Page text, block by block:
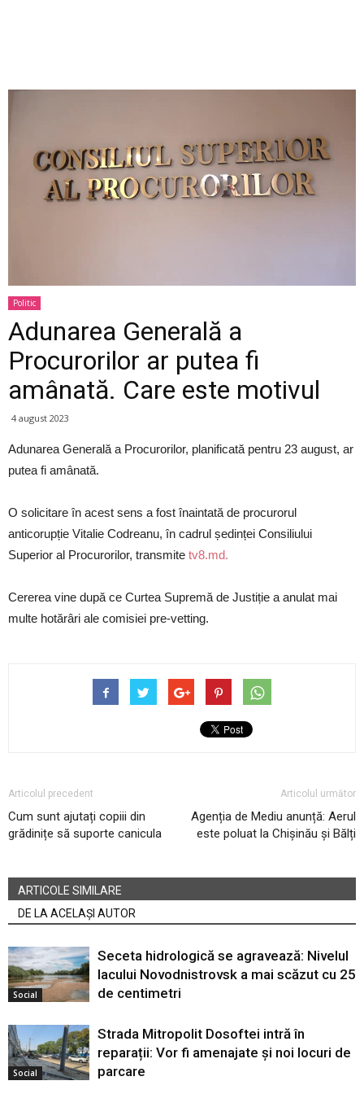
Politic
Adunarea Generală a
Procurorilor ar putea fi
amânată. Care este motivul
4 august 2023
Adunarea Generală a Procurorilor, planificată pentru 23 august, ar
putea fi amânată.
O solicitare în acest sens a fost înaintată de procurorul
anticorupție Vitalie Codreanu, în cadrul ședinței Consiliului
Superior al Procurorilor, transmite tv8.md.
Cererea vine după ce Curtea Supremă de Justiție a anulat mai
multe hotărâri ale comisiei pre-vetting.
Articolul precedent
Cum sunt ajutați copiii din
grădinițe să suporte canicula
Articolul următor
Agenția de Mediu anunță: Aerul
este poluat la Chișinău și Bălți
ARTICOLE SIMILARE
DE LA ACELAȘI AUTOR
Social
Seceta hidrologică se agravează: Nivelul
lacului Novodnistrovsk a mai scăzut cu 25
de centimetri
Social
Strada Mitropolit Dosoftei intră în
reparații: Vor fi amenajate și noi locuri de
parcare